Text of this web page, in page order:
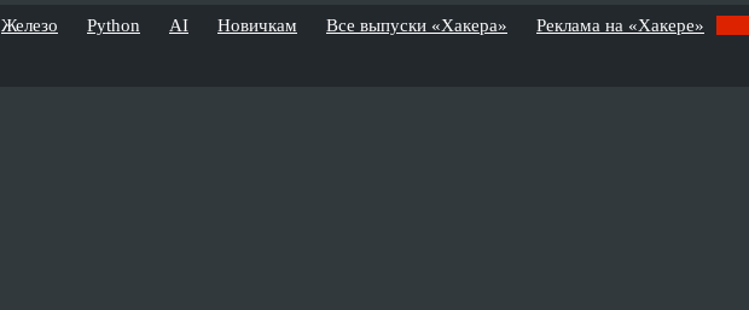
Железо Python AI Новичкам Все выпуски «Хакера» Реклама на «Хакере»